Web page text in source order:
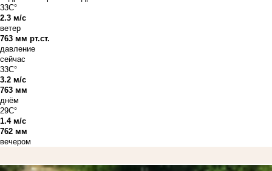
33C°
2.3 м/с
ветер
763 мм рт.ст.
давление
сейчас
33C°
3.2 м/с
763 мм
днём
29C°
1.4 м/с
762 мм
вечером